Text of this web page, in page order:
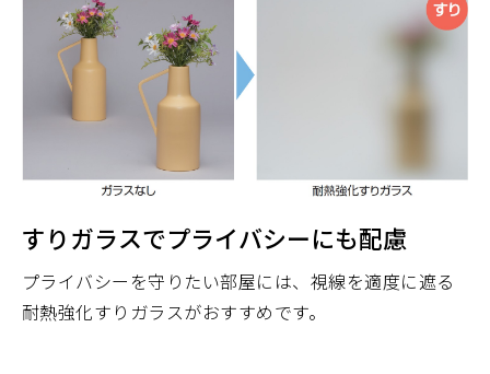
すりガラスでプライバシーにも配慮
プライバシーを守りたい部屋には、視線を適度に遮る
耐熱強化すりガラスがおすすめです。